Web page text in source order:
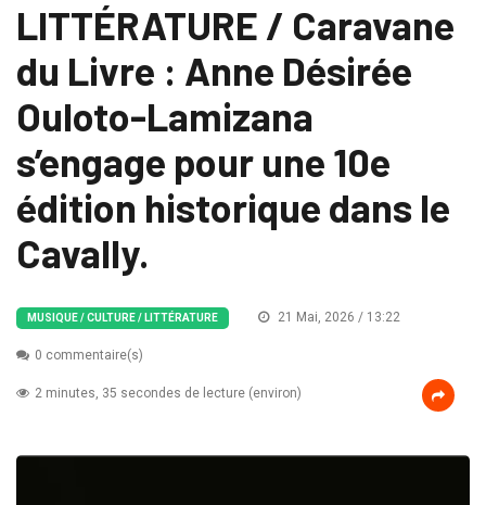
LITTÉRATURE / Caravane
du Livre : Anne Désirée
Ouloto-Lamizana
s’engage pour une 10e
édition historique dans le
Cavally.
MUSIQUE / CULTURE / LITTÉRATURE 21 Mai, 2026 / 13:22
0 commentaire(s)
2 minutes, 35 secondes de lecture (environ)